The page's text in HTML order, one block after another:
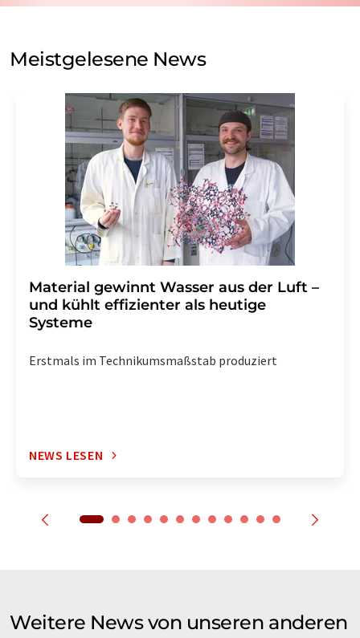
auf Basis unsererDatenschutzerklärung. LUMITOS darf
Meinungsforschung per E-Mail kontaktieren. Ihre
Einwilligung können Sie jederzeit ohne Angabe von
Str. 2, 12489 Berlin oder per E-Mail unter
widerruf@lumitos.commit Wirkung für die Zukunft
widerrufen. Zudem ist in jeder E-Mail ein Link zur
Abbestellung des entsprechenden Newsletters
enthalten.
Meistgelesene News
Material gewinnt Wasser aus der Luft –
und kühlt effizienter als heutige
Systeme
Erstmals im Technikumsmaßstab produziert
NEWS LESEN
Weitere News von unseren anderen